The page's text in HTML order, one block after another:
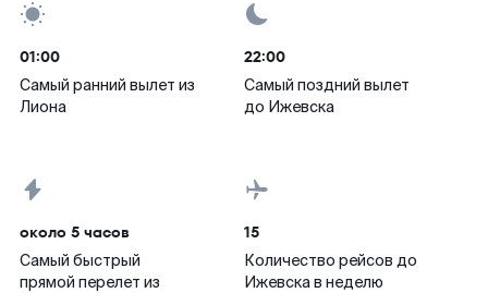
01:00
Самый ранний вылет из
Лиона
22:00
Самый поздний вылет
до Ижевска
около 5 часов
Самый быстрый
прямой перелет из
15
Количество рейсов до
Ижевска в неделю